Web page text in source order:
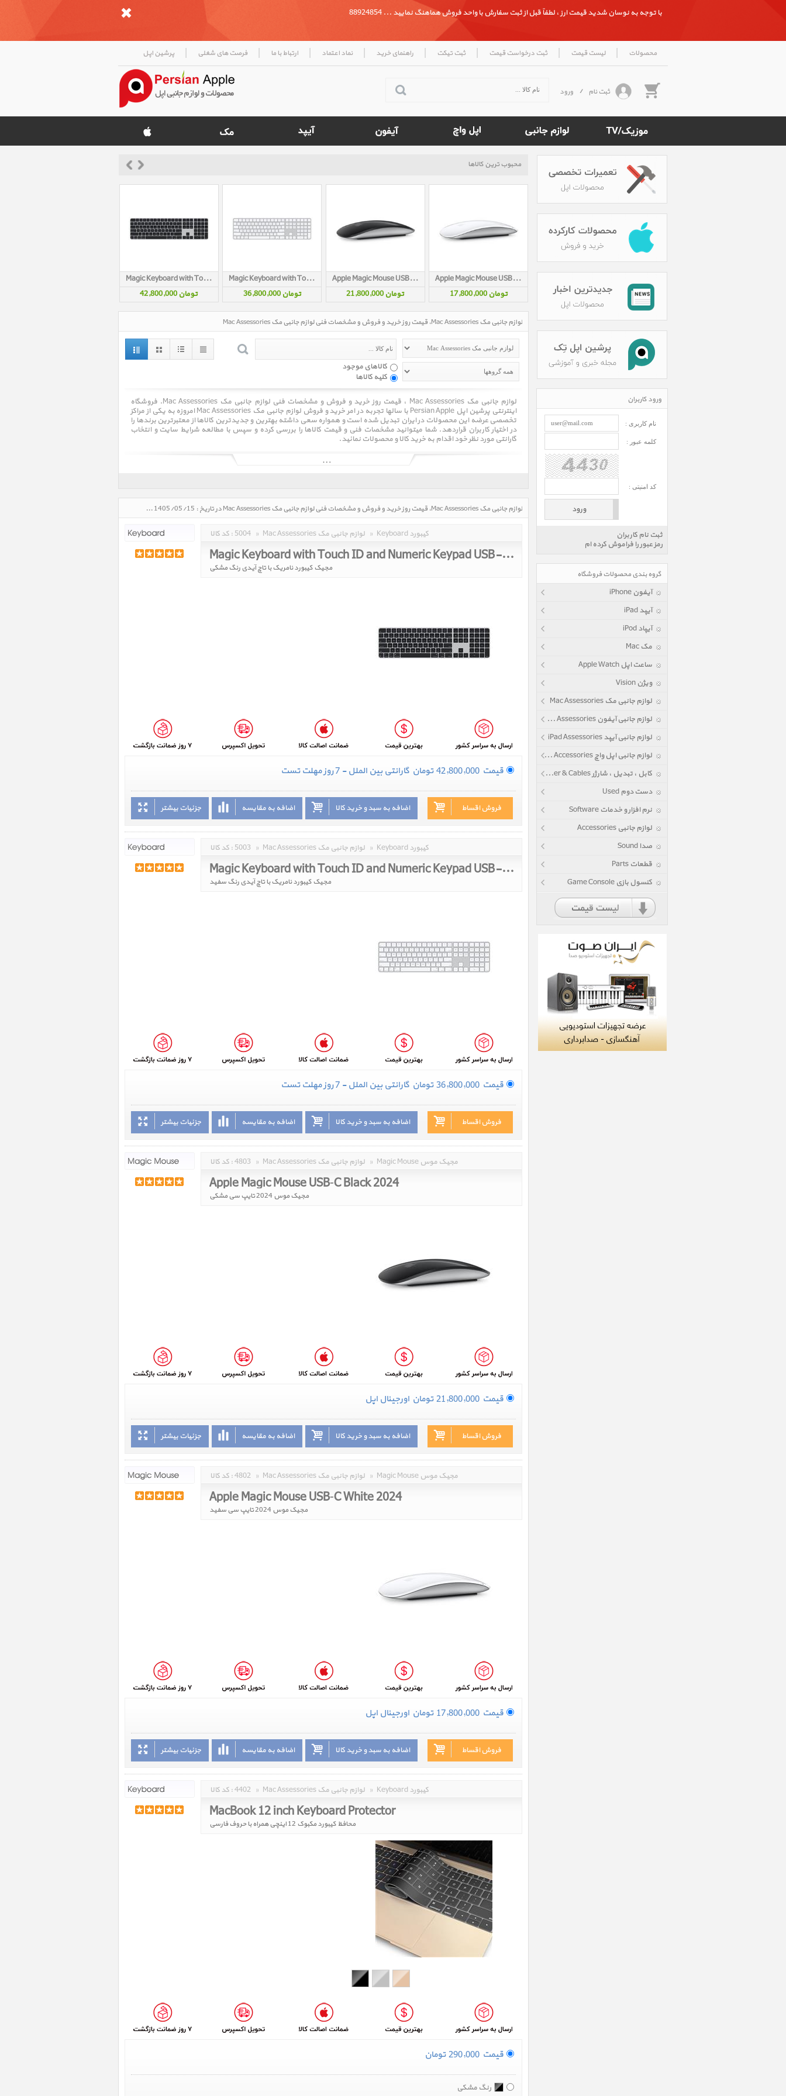
با توجه به نوسان شدید قیمت ارز ، لطفاً قبل از ثبت سفارش با واحد فروش هماهنگ نمایید ... 88924854
محصولات | لیست قیمت | ثبت درخواست قیمت | ثبت تیکت | راهنمای خرید | نماد اعتماد | ارتباط با ما | فرصت های شغلی | پرشین اپل
ثبت نام / ورود
محبوب ترین کالاها
Magic Keyboard with Touch ID and Numeric Keypad USB-C Black MXK83
تومان 42,800,000
Magic Keyboard with Touch ID and Numeric Keypad USB-C White MXK73
تومان 36,800,000
Apple Magic Mouse USB‑C Black 2024
تومان 21,800,000
Apple Magic Mouse USB‑C White 2024
تومان 17,800,000
لوازم جانبی مک Mac Assessories، قیمت روز خرید و فروش و مشخصات فنی لوازم جانبی مک Mac Assessories
کالاهای موجود
کلیه کالاها
لوازم جانبی مک Mac Assessories ، قیمت روز خرید و فروش و مشخصات فنی لوازم جانبی مک Mac Assessories. فروشگاه
اینترنتی پرشین اپل Persian Apple با سالها تجربه در امر خرید و فروش لوازم جانبی مک Mac Assessories امروزه به یکی از مراکز
تخصصی عرضه این محصولات در ایران تبدیل شده است و همواره سعی داشته بهترین و جدیدترین کالاها از معتبرترین برندها را
در اختیار کاربران قراردهد. شما میتوانید مشخصات فنی و قیمت کالاها را بررسی کرده و سپس با مطالعه شرایط سایت و انتخاب
گارانتی مورد نظر خود اقدام به خرید کالا و محصولات نمائید.
لوازم جانبی مک Mac Assessories، قیمت روز خرید و فروش و مشخصات فنی لوازم جانبی مک Mac Assessories در تاریخ : 1405/05/15 - ساعت : 07:59
کد کالا : 5004 » Mac Assessories لوازم جانبی مک » Keyboard کیبورد
Magic Keyboard with Touch ID and Numeric Keypad USB-C Black MXK83
مجیک کیبورد نامریک با تاچ آیدی رنگ مشکی
قیمت 42,800,000 تومان گارانتی بین الملل - 7 روز مهلت تست
جزئیات بیشتر اضافه به مقایسه اضافه به سبد و خرید کالا فروش اقساط
کد کالا : 5003 » Mac Assessories لوازم جانبی مک » Keyboard کیبورد
Magic Keyboard with Touch ID and Numeric Keypad USB-C White MXK73
مجیک کیبورد نامریک با تاچ آیدی رنگ سفید
قیمت 36,800,000 تومان گارانتی بین الملل - 7 روز مهلت تست
جزئیات بیشتر اضافه به مقایسه اضافه به سبد و خرید کالا فروش اقساط
کد کالا :4803 » Mac Assessories لوازم جانبی مک » Magic Mouse مجیک موس
Apple Magic Mouse USB‑C Black 2024
مجیک موس 2024 تایپ سی مشکی
قیمت 21,800,000 تومان اورجینال اپل
جزئیات بیشتر اضافه به مقایسه اضافه به سبد و خرید کالا فروش اقساط
کد کالا :4802 » Mac Assessories لوازم جانبی مک » Magic Mouse مجیک موس
Apple Magic Mouse USB‑C White 2024
مجیک موس 2024 تایپ سی سفید
قیمت 17,800,000 تومان اورجینال اپل
جزئیات بیشتر اضافه به مقایسه اضافه به سبد و خرید کالا فروش اقساط
کد کالا :4402 » Mac Assessories لوازم جانبی مک » Keyboard کیبورد
MacBook 12 inch Keyboard Protector
محافظ کیبورد مکبوک 12 اینچی همراه با حروف فارسی
قیمت 290,000 تومان
رنگ مشکی
ورود کاربران
نام کاربری :
کلمه عبور :
کد امنیتی :
ثبت نام کاربران
رمز عبور را فراموش کرده ام
گروه بندی محصولات فروشگاه
آیفون iPhone
آیپد iPad
آیپاد iPod
مک Mac
ساعت اپل Apple Watch
ویژن Vision
لوازم جانبی مک Mac Assessories
لوازم جانبی آیفون iPhone Assessories
لوازم جانبی آیپد iPad Assessories
لوازم جانبی اپل واچ Apple Watch Accessories
کابل ، تبدیل ، شارژر Power & Cables
دست دوم Used
نرم افزار و خدمات Software
لوازم جانبی Accessories
صدا Sound
قطعات Parts
کنسول بازی Game Console